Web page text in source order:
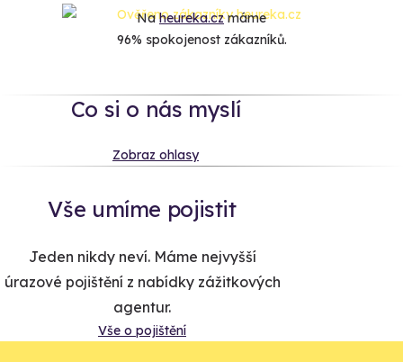
Naheureka.czmáme
96% spokojenost zákazníků.
Co si o nás myslí
Zobraz ohlasy
Vše umíme pojistit
Jeden nikdy neví. Máme nejvyšší
úrazové pojištění z nabídky zážitkových
agentur.
Vše o pojištění